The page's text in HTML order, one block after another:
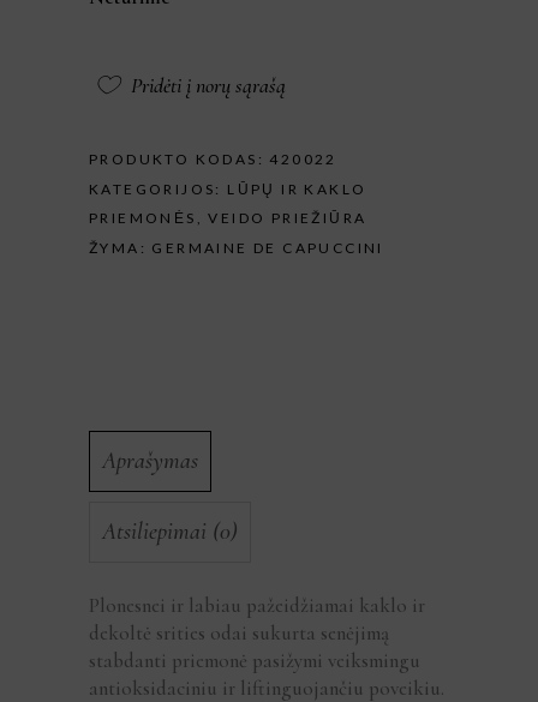
Pridėti į norų sąrašą
PRODUKTO KODAS: 420022
KATEGORIJOS: LŪPŲ IR KAKLO
PRIEMONĖS ,VEIDO PRIEŽIŪRA
ŽYMA: GERMAINE DE CAPUCCINI
Aprašymas
Atsiliepimai (0)
Plonesnei ir labiau pažeidžiamai kaklo ir
dekoltė srities odai sukurta senėjimą
stabdanti priemonė pasižymi veiksmingu
antioksidaciniu ir liftinguojančiu poveikiu.